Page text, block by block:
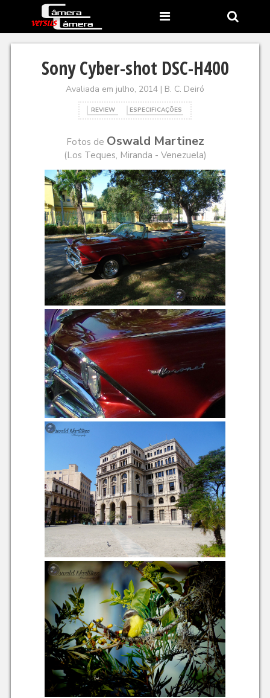
Sony Cyber-shot DSC-H400
Avaliada em julho, 2014 | B. C. Deiró
REVIEW ESPECIFICAÇÕES
Fotos de Oswald Martinez
(Los Teques, Miranda - Venezuela)